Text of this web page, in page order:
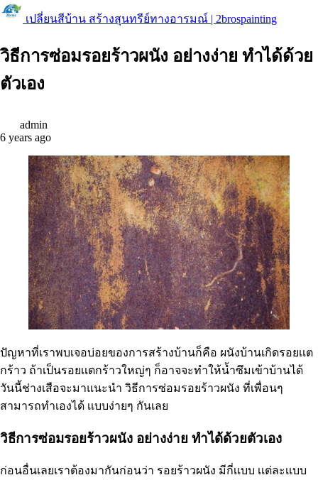
เปลี่ยนสีบ้าน สร้างสุนทรีย์ทางอารมณ์ | 2brospainting
วิธีการซ่อมรอยร้าวผนัง อย่างง่าย ทำได้ด้วย
ตัวเอง
admin
6 years ago
ปัญหาที่เราพบเจอบ่อยของการสร้างบ้านก็คือ ผนังบ้านเกิดรอยเเต
กร้าว ถ้าเป็นรอยเเตกร้าวใหญ่ๆ ก็อาจจะทำให้น้ำซึมเข้าบ้านได้
วันนี้ช่างเสือจะมาแนะนำ วิธีการซ่อมรอยร้าวผนัง ที่เพื่อนๆ
สามารถทำเองได้ เเบบง่ายๆ กันเลย
วิธีการซ่อมรอยร้าวผนัง อย่างง่าย ทำได้ด้วยตัวเอง
ก่อนอื่นเลยเราต้องมากันก่อนว่า รอยร้าวผนัง มีกี่เเบบ เเต่ละเเบบ